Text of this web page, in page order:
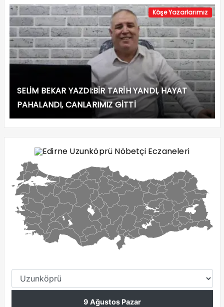
Köşe Yazarlarımız
SELİM BEKAR YAZDI:BİR TARİH YANDI, HAYAT
PAHALANDI, CANLARIMIZ GİTTİ